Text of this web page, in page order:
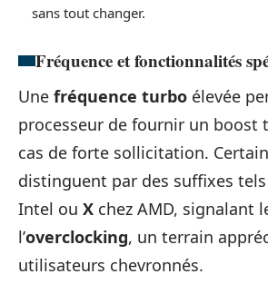
sans tout changer.
Fréquence et fonctionnalités
Une fréquence turbo élevée
processeur de fournir un boost
cas de forte sollicitation.
distinguent par des suffixes
Intel ou X chez AMD, signalant
l’overclocking, un terrain
utilisateurs chevronnés.